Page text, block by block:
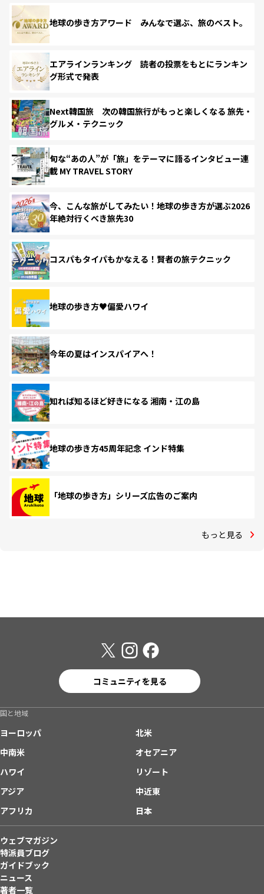
地球の歩き方アワード みんなで選ぶ、旅のベスト。
エアラインランキング 読者の投票をもとにランキン
グ形式で発表
Next韓国旅 次の韓国旅行がもっと楽しくなる 旅先・
グルメ・テクニック
旬な“あの人”が「旅」をテーマに語るインタビュー連
載 MY TRAVEL STORY
今、こんな旅がしてみたい！地球の歩き方が選ぶ2026
年絶対行くべき旅先30
コスパもタイパもかなえる！賢者の旅テクニック
地球の歩き方♥偏愛ハワイ
今年の夏はインスパイアへ！
知れば知るほど好きになる 湘南・江の島
地球の歩き方45周年記念 インド特集
「地球の歩き方」シリーズ広告のご案内
もっと見る
コミュニティを見る
国と地域
ヨーロッパ
北米
中南米
オセアニア
ハワイ
リゾート
アジア
中近東
アフリカ
日本
ウェブマガジン
特派員ブログ
ガイドブック
ニュース
著者一覧